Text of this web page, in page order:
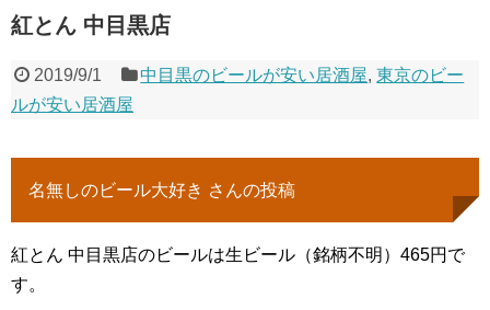
紅とん 中目黒店
2019/9/1 中目黒のビールが安い居酒屋,東京のビー
ルが安い居酒屋
名無しのビール大好き さんの投稿
紅とん 中目黒店のビールは生ビール（銘柄不明）465円で
す。